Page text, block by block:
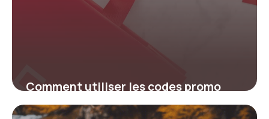
Comment utiliser les codes promo
SWISS pour maximiser vos économies